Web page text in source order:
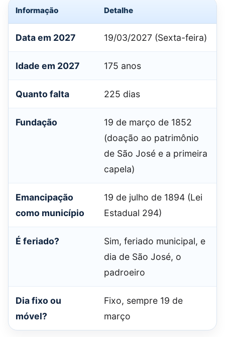
Informação Detalhe
Data em 2027 19/03/2027 (Sexta-feira)
Idade em 2027 175 anos
Quanto falta 225 dias
Fundação
19 de março de 1852
(doação ao patrimônio
de São José e a primeira
capela)
Emancipação
como município
19 de julho de 1894 (Lei
Estadual 294)
É feriado?
Sim, feriado municipal, e
dia de São José, o
padroeiro
Dia fixo ou
móvel?
Fixo, sempre 19 de
março